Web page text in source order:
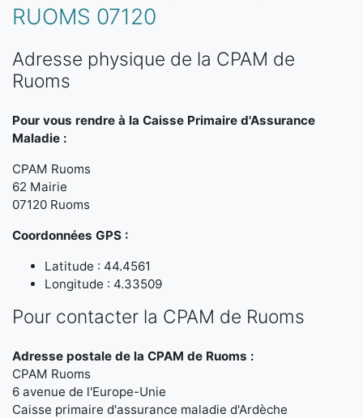
RUOMS 07120
Adresse physique de la CPAM de
Ruoms
Pour vous rendre à la Caisse Primaire d'Assurance
Maladie :
CPAM Ruoms
62 Mairie
07120 Ruoms
Coordonnées GPS :
Latitude : 44.4561
Longitude : 4.33509
Pour contacter la CPAM de Ruoms
Adresse postale de la CPAM de Ruoms :
CPAM Ruoms
6 avenue de l'Europe-Unie
Caisse primaire d'assurance maladie d'Ardèche